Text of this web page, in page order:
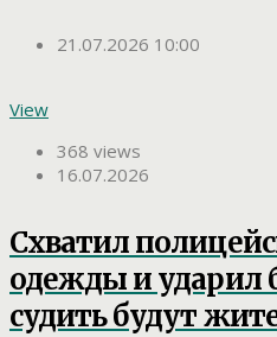
21.07.2026 10:00
View
368 views
16.07.2026
Схватил
одежды и ударил
судить будут